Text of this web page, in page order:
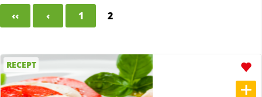
‹‹ ‹ 1 2
RECEPT